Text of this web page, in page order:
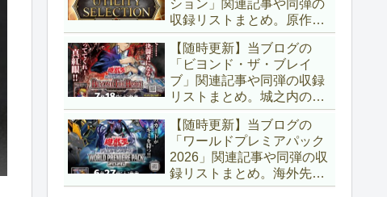
に加え、「レイズ・ムー
ン」や「異解△」も登
場！！【遊戯王OCG】
ション」関連記事や同弾の
収録リストまとめ。原作の
名シーンや懐かしの人気モ
ンスターをイメージした新
規カードが多数登場！！ま
た、「ドミナス」などの豪
華再録にも注目ですね～。
【遊戯王OCG】
【随時更新】当ブログの
「ビヨンド・ザ・ブレイ
ブ」関連記事や同弾の収録
リストまとめ。城之内のカ
ードたちが『時の黒魔術
師』関連となってリメイ
ク！！さらに、「Ｄ－ＨＥ
ＲＯ」の『幽獄の時計塔』
も待望のリメイクです！！
【随時更新】当ブログの
「ワールドプレミアパック
2026」関連記事や同弾の収
録リストまとめ。海外先行
カードが例年より早く来